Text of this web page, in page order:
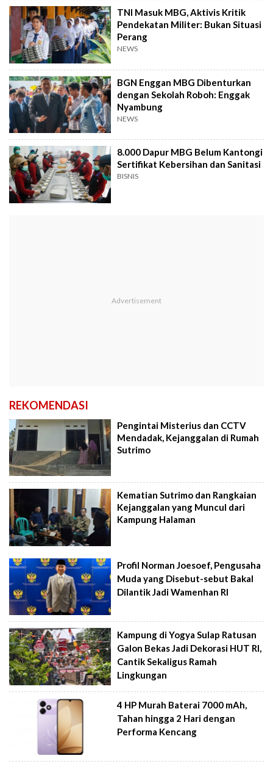
TNI Masuk MBG, Aktivis Kritik
Pendekatan Militer: Bukan Situasi
Perang
NEWS
BGN Enggan MBG Dibenturkan
dengan Sekolah Roboh: Enggak
Nyambung
NEWS
8.000 Dapur MBG Belum Kantongi
Sertifikat Kebersihan dan Sanitasi
BISNIS
REKOMENDASI
Pengintai Misterius dan CCTV
Mendadak, Kejanggalan di Rumah
Sutrimo
Kematian Sutrimo dan Rangkaian
Kejanggalan yang Muncul dari
Kampung Halaman
Profil Norman Joesoef, Pengusaha
Muda yang Disebut-sebut Bakal
Dilantik Jadi Wamenhan RI
Kampung di Yogya Sulap Ratusan
Galon Bekas Jadi Dekorasi HUT RI,
Cantik Sekaligus Ramah
Lingkungan
4 HP Murah Baterai 7000 mAh,
Tahan hingga 2 Hari dengan
Performa Kencang